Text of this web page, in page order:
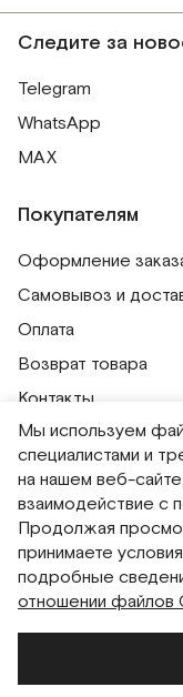
Следите за
Telegram
WhatsApp
MAX
Покупателям
Оформление
Самовывоз и
Оплата
Возврат товара
Контакты
Публичная оферта
Политика
Политика
Согласие на
Согласие на
Система привилегий
Мы используем
специалистами и
на нашем веб-
взаимодействие с
Продолжая
принимаете
подробные
отношении файлов